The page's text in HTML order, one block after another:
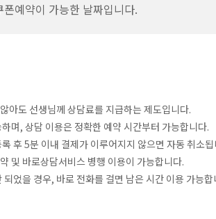
예약이 가능한 날짜입니다.
아도 선생님께 상담료를 지급하는 제도입니다.
며, 상담 이용은 정확한 예약 시간부터 가능합니다.
후 5분 이내 결제가 이루어지지 않으면 자동 취소됩
및 바로상담서비스 병행 이용이 가능합니다.
었을 경우, 바로 전화를 걸면 남은 시간 이용 가능합